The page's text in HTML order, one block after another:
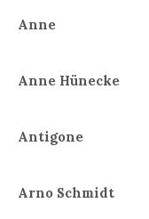
Anne
Anne Hünecke
Antigone
Arno Schmidt